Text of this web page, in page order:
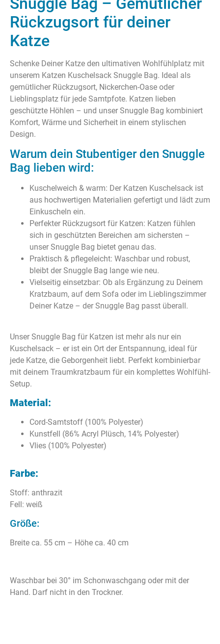
Rückzugsort für deiner
Katze
Schenke Deiner Katze den ultimativen Wohlfühlplatz mit
unserem Katzen Kuschelsack Snuggle Bag. Ideal als
gemütlicher Rückzugsort, Nickerchen-Oase oder
Lieblingsplatz für jede Samtpfote. Katzen lieben
geschützte Höhlen – und unser Snuggle Bag kombiniert
Komfort, Wärme und Sicherheit in einem stylischen
Design.
Warum dein Stubentiger den Snuggle
Bag lieben wird:
Kuschelweich & warm: Der Katzen Kuschelsack ist
aus hochwertigen Materialien gefertigt und lädt zum
Einkuscheln ein.
Perfekter Rückzugsort für Katzen: Katzen fühlen
sich in geschützten Bereichen am sichersten –
unser Snuggle Bag bietet genau das.
Praktisch & pflegeleicht: Waschbar und robust,
bleibt der Snuggle Bag lange wie neu.
Vielseitig einsetzbar: Ob als Ergänzung zu Deinem
Kratzbaum, auf dem Sofa oder im Lieblingszimmer
Deiner Katze – der Snuggle Bag passt überall.
Unser Snuggle Bag für Katzen ist mehr als nur ein
Kuschelsack – er ist ein Ort der Entspannung, ideal für
jede Katze, die Geborgenheit liebt. Perfekt kombinierbar
mit deinem Traumkratzbaum für ein komplettes Wohlfühl-
Setup.
Material:
Cord-Samtstoff (100% Polyester)
Kunstfell (86% Acryl Plüsch, 14% Polyester)
Vlies (100% Polyester)
Farbe:
Stoff: anthrazit
Fell: weiß
Größe:
Breite ca. 55 cm – Höhe ca. 40 cm
Waschbar bei 30° im Schonwaschgang oder mit der
Hand. Darf nicht in den Trockner.